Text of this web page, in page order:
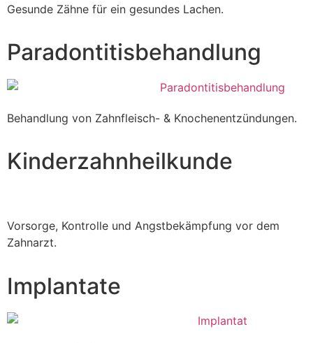
Gesunde Zähne für ein gesundes Lachen.
Paradontitisbehandlung
Behandlung von Zahnfleisch- & Knochenentzündungen.
Kinderzahnheilkunde
Vorsorge, Kontrolle und Angstbekämpfung vor dem
Zahnarzt.
Implantate